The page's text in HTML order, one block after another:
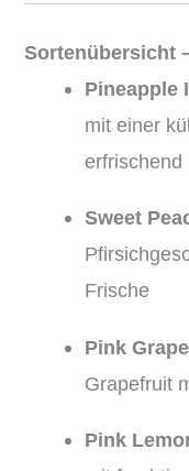
Sortenübersicht
Pineapple
mit einer
erfrischend
Sweet
Frische
Pink
Grapefruit
Pink